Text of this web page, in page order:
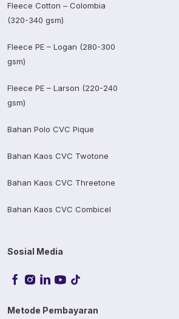
Fleece Cotton – Colombia
(320-340 gsm)
Fleece PE – Logan (280-300
gsm)
Fleece PE – Larson (220-240
gsm)
Bahan Polo CVC Pique
Bahan Kaos CVC Twotone
Bahan Kaos CVC Threetone
Bahan Kaos CVC Combicel
Sosial Media
Metode Pembayaran